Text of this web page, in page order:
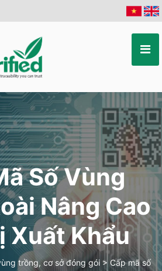
Số Vùng
Nâng Cao
Xuất Khẩu
trồng, cơ sở đóng gói> Cấp mã số